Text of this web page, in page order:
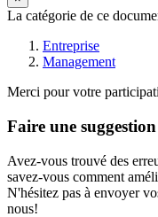
La catégorie de ce
Entreprise
Management
Merci pour votre
Faire une suggestion
Avez-vous trouvé des
savez-vous comment
N'hésitez pas à envoyer
nous!